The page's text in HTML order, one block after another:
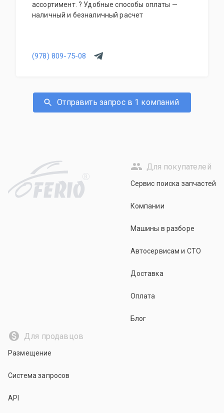
ассортимент. ? Удобные способы оплаты —
наличный и безналичный расчет
(978) 809-75-08
Отправить запрос в 1 компаний
R
Для покупателей
Сервис поиска запчастей
Компании
Машины в разборе
Автосервисам и СТО
Доставка
Оплата
Блог
Для продавцов
Размещение
Система запросов
API